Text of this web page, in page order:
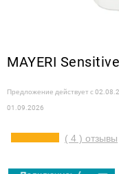
MAYERI
Предложение действует с
01.09.2026
( 4 ) отзывы